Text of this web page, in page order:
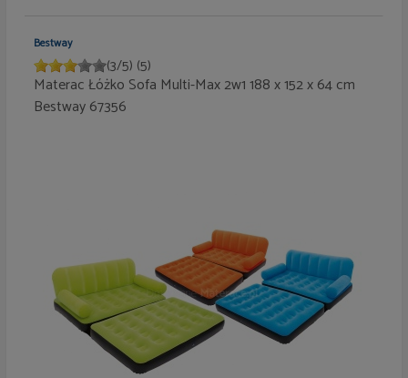
Bestway
(3/5) (5)
Materac Łóżko Sofa Multi-Max 2w1 188 x 152 x 64 cm
Bestway 67356